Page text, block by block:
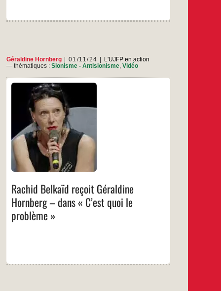
Géraldine Hornberg 01/11/24
L'UJFP en action
— thématiques :Sionisme - Antisionisme ,Vidéo
Rachid Belkaïd reçoit Géraldine
Hornberg – dans « C’est quoi le
problème »
Géraldine Hornberg est porte-parole de l’UJFP